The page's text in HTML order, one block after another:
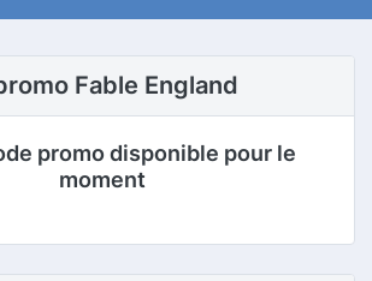
Fable England
promo disponible pour le
moment